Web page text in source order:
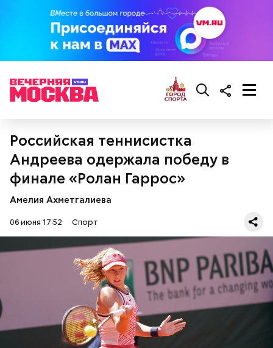
Российская теннисистка
Андреева одержала победу в
финале «Ролан Гаррос»
Амелия Ахметгалиева
06 июня 17:52 Спорт
22:00. Мексика — ЮАР.
12 июня